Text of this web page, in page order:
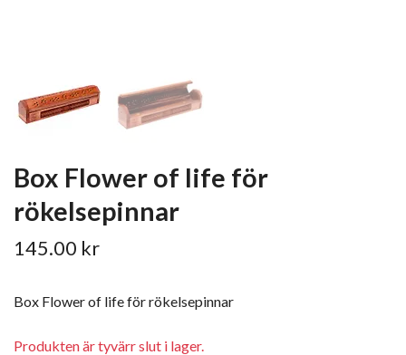
Box Flower of life för
rökelsepinnar
145.00 kr
Box Flower of life för rökelsepinnar
Produkten är tyvärr slut i lager.